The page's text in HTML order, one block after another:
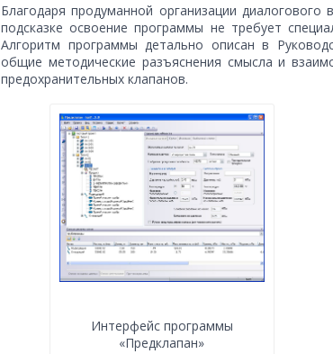
Благодаря продуманной организации
подсказке освоение программы не требует
Алгоритм программы детально описан в
общие методические разъяснения смысла и
предохранительных клапанов.
Интерфейс программы
«Предклапан»